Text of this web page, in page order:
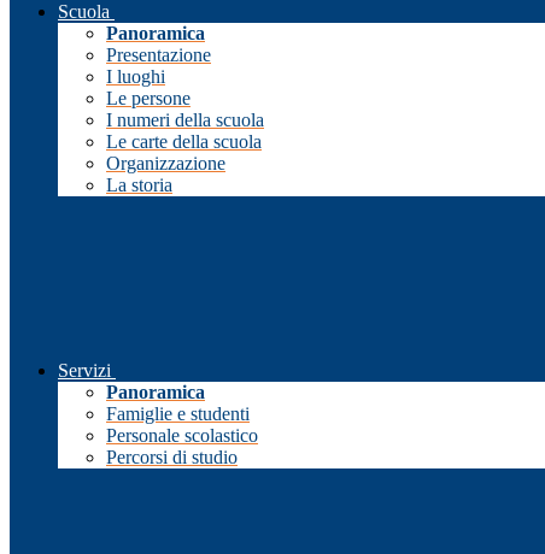
Scuola
Panoramica
Presentazione
I luoghi
Le persone
I numeri della scuola
Le carte della scuola
Organizzazione
La storia
Servizi
Panoramica
Famiglie e studenti
Personale scolastico
Percorsi di studio